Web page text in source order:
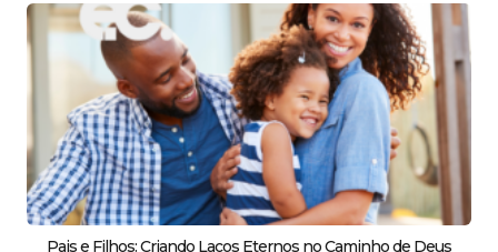
Pais e Filhos: Criando Laços Eternos no Caminho de Deus